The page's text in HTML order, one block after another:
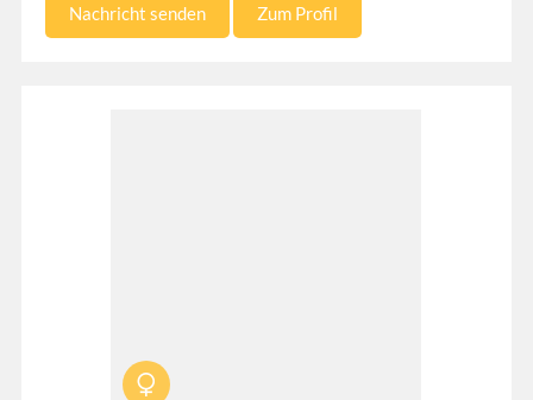
Nachricht senden Zum Profil